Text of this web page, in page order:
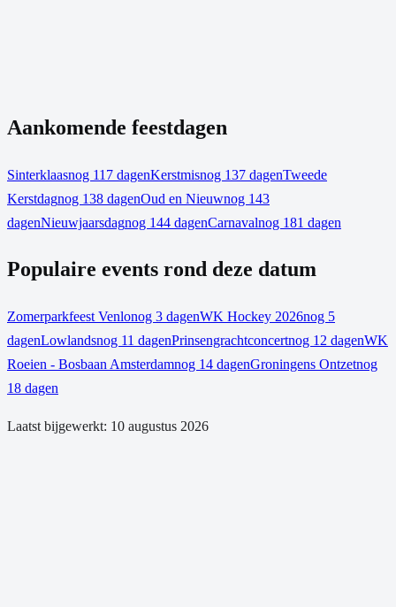
Aankomende feestdagen
Sinterklaasnog 117 dagenKerstmisnog 137 dagenTweede
Kerstdagnog 138 dagenOud en Nieuwnog 143
dagenNieuwjaarsdagnog 144 dagenCarnavalnog 181 dagen
Populaire events rond deze datum
Zomerparkfeest Venlonog 3 dagenWK Hockey 2026nog 5
dagenLowlandsnog 11 dagenPrinsengrachtconcertnog 12 dagenWK
Roeien - Bosbaan Amsterdamnog 14 dagenGroningens Ontzetnog
18 dagen
Laatst bijgewerkt: 10 augustus 2026